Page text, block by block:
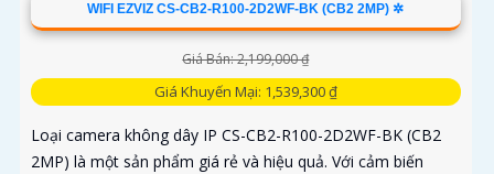
WIFI EZVIZ CS-CB2-R100-2D2WF-BK (CB2 2MP) ✲
Giá Bán: 2,199,000 ₫
Giá Khuyến Mại: 1,539,300 ₫
Loại camera không dây IP CS-CB2-R100-2D2WF-BK (CB2
2MP) là một sản phẩm giá rẻ và hiệu quả. Với cảm biến